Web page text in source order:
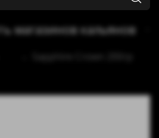
магазинов кальянов